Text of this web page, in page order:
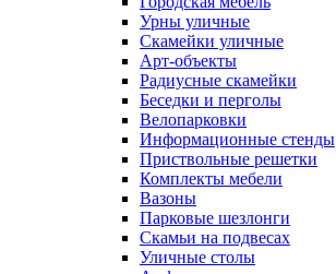
Урны уличные
Скамейки уличные
Арт-объекты
Радиусные скамейки
Беседки и перголы
Велопарковки
Информационные стенды
Приствольные решетки
Комплекты мебели
Вазоны
Парковые шезлонги
Скамьи на подвесах
Уличные столы